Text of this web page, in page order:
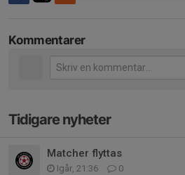
Kommentarer
Tidigare nyheter
Matcher flyttas
Igår, 21:36 0